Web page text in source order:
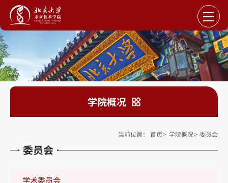
学院概况
当前位置： 首页> 学院概况> 委员会
委员会
学术委员会